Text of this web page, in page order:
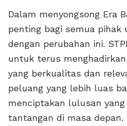
Dalam menyongsong Era
penting bagi semua pihak
dengan perubahan ini.
untuk terus
yang berkualitas dan
peluang yang lebih luas
menciptakan lulusan
tantangan di masa depan.